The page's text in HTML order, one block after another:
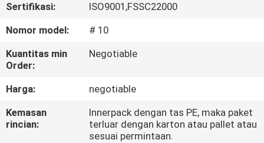
KAMI
TUR
PABRIK
KONTROL
KUALITAS
Sertifikasi:
ISO9001,FSSC22000
Nomor model:
# 10
Kuantitas min
Order:
Negotiable
Harga:
negotiable
Kemasan
rincian:
Innerpack dengan tas PE, maka paket
terluar dengan karton atau pallet atau
sesuai permintaan.